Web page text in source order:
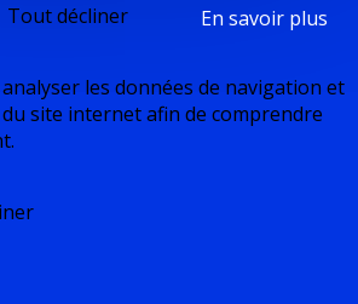
Tout décliner
En savoir plus
les données de navigation et
site internet afin de comprendre